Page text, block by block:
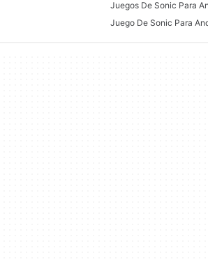
Juegos De Sonic Para
Juego De Sonic Para